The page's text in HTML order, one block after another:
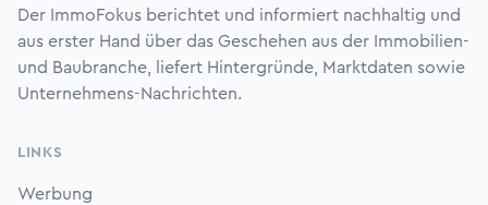
Der ImmoFokus berichtet und informiert nachhaltig und
aus erster Hand über das Geschehen aus der Immobilien-
und Baubranche, liefert Hintergründe, Marktdaten sowie
Unternehmens-Nachrichten.
LINKS
Werbung